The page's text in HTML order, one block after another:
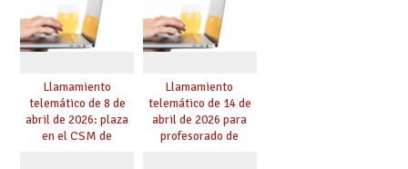
Llamamiento
telemático de 8 de
abril de 2026: plaza
en el CSM de
Llamamiento
telemático de 14 de
abril de 2026 para
profesorado de